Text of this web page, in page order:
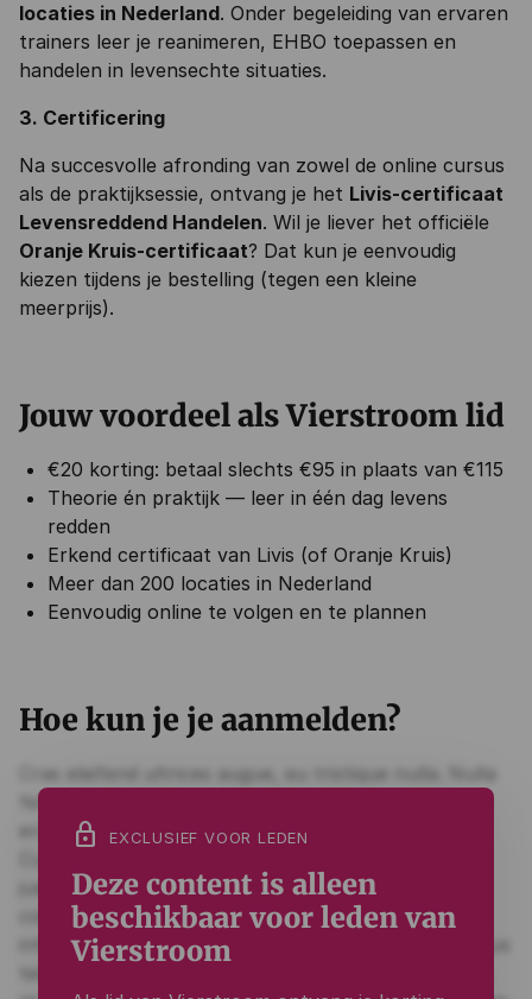
locaties in Nederland. Onder begeleiding van ervaren
trainers leer je reanimeren, EHBO toepassen en
handelen in levensechte situaties.
3. Certificering
Na succesvolle afronding van zowel de online cursus
als de praktijksessie, ontvang je het Livis-certificaat
Levensreddend Handelen. Wil je liever het officiële
Oranje Kruis-certificaat? Dat kun je eenvoudig
kiezen tijdens je bestelling (tegen een kleine
meerprijs).
Jouw voordeel als Vierstroom lid
€20 korting: betaal slechts €95 in plaats van €115
Theorie én praktijk — leer in één dag levens
redden
Erkend certificaat van Livis (of Oranje Kruis)
Meer dan 200 locaties in Nederland
Eenvoudig online te volgen en te plannen
Hoe kun je je aanmelden?
lock EXCLUSIEF VOOR LEDEN
Deze content is alleen
beschikbaar voor leden van
Vierstroom